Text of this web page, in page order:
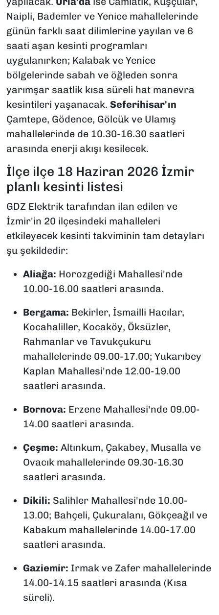
Naipli, Bademler ve Yenice mahallelerinde
günün farklı saat dilimlerine yayılan ve 6
saati aşan kesinti programları
uygulanırken; Kalabak ve Yenice
bölgelerinde sabah ve öğleden sonra
yarımşar saatlik kısa süreli hat manevra
kesintileri yaşanacak. Seferihisar'ın
Çamtepe, Gödence, Gölcük ve Ulamış
mahallelerinde de 10.30-16.30 saatleri
arasında enerji akışı kesilecek.
İlçe ilçe 18 Haziran 2026 İzmir
planlı kesinti listesi
GDZ Elektrik tarafından ilan edilen ve
İzmir'in 20 ilçesindeki mahalleleri
etkileyecek kesinti takviminin tam detayları
şu şekildedir:
Aliağa: Horozgediği Mahallesi'nde
10.00-16.00 saatleri arasında.
Bergama: Bekirler, İsmailli Hacılar,
Kocahaliller, Kocaköy, Öksüzler,
Rahmanlar ve Tavukçukuru
mahallelerinde 09.00-17.00; Yukarıbey
Kaplan Mahallesi'nde 12.00-19.00
saatleri arasında.
Bornova: Erzene Mahallesi'nde 09.00-
14.00 saatleri arasında.
Çeşme: Altınkum, Çakabey, Musalla ve
Ovacık mahallelerinde 09.30-16.30
saatleri arasında.
Dikili: Salihler Mahallesi'nde 10.00-
13.00; Bahçeli, Çukuralanı, Gökçeağıl ve
Kabakum mahallelerinde 14.00-17.00
saatleri arasında.
Gaziemir: Irmak ve Zafer mahallelerinde
14.00-14.15 saatleri arasında (Kısa
süreli).